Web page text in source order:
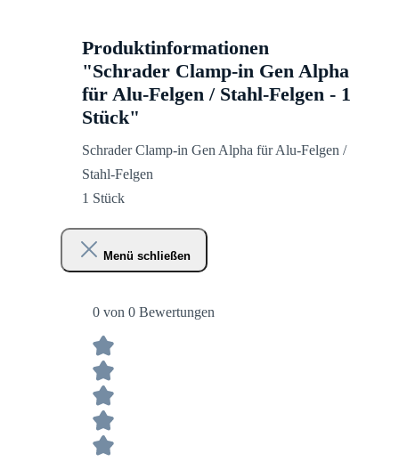
Produktinformationen
"Schrader Clamp-in Gen Alpha
für Alu-Felgen / Stahl-Felgen - 1
Stück"
Schrader Clamp-in Gen Alpha für Alu-Felgen /
Stahl-Felgen
1 Stück
Menü schließen
0 von 0 Bewertungen